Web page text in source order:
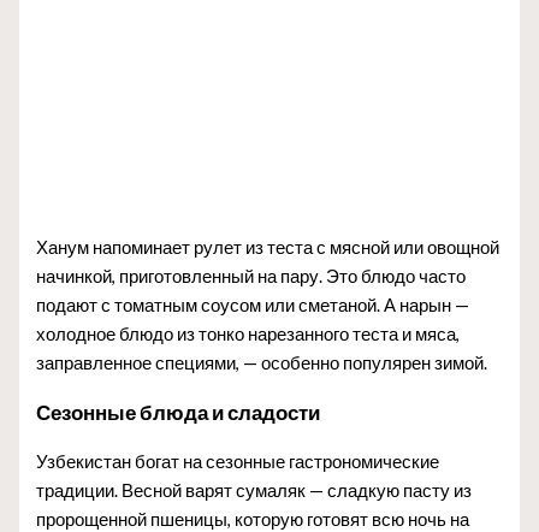
Ханум напоминает рулет из теста с мясной или овощной
начинкой, приготовленный на пару. Это блюдо часто
подают с томатным соусом или сметаной. А нарын —
холодное блюдо из тонко нарезанного теста и мяса,
заправленное специями, — особенно популярен зимой.
Сезонные блюда и сладости
Узбекистан богат на сезонные гастрономические
традиции. Весной варят сумаляк — сладкую пасту из
пророщенной пшеницы, которую готовят всю ночь на